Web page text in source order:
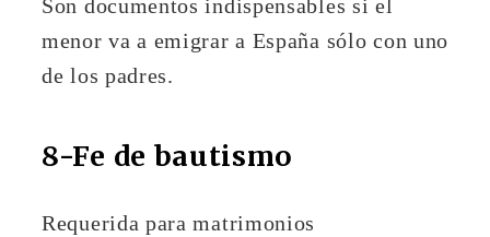
Son documentos indispensables si el
menor va a emigrar a España sólo con uno
de los padres.
8-Fe de bautismo
Requerida para matrimonios